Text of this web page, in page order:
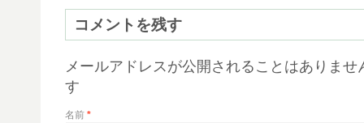
コメントを残す
メールアドレスが公開されることはありませ
す
名前 *